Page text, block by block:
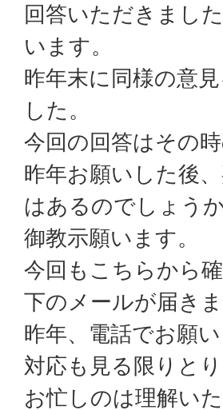
回答いただきまし
います。
昨年末に同様の意
した。
今回の回答はその
昨年お願いした後
はあるのでしょう
御教示願います。
今回もこちらから
下のメールが届きま
昨年、電話でお願
対応も見る限りと
お忙しのは理解い